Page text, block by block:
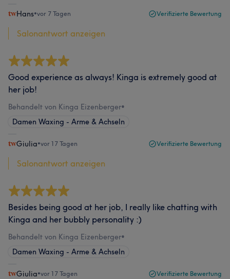
Hans•vor 7 Tagen Verifizierte Bewertung
Salonantwort anzeigen
Good experience as always! Kinga is extremely good at
her job!
Behandelt von Kinga Eizenberger•
Damen Waxing - Arme & Achseln
Giulia•vor 17 Tagen Verifizierte Bewertung
Salonantwort anzeigen
Besides being good at her job, I really like chatting with
Kinga and her bubbly personality :)
Behandelt von Kinga Eizenberger•
Damen Waxing - Arme & Achseln
Giulia•vor 17 Tagen Verifizierte Bewertung